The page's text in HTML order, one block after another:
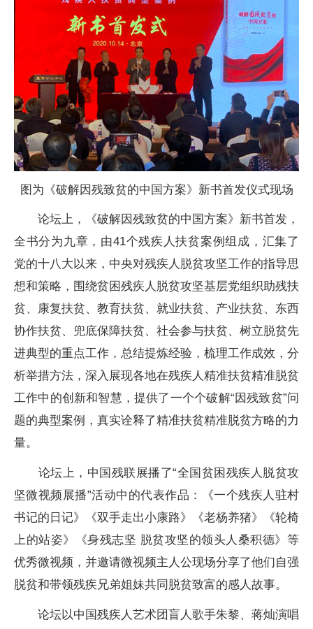
图为《破解因残致贫的中国方案》新书首发仪式现场
论坛上，《破解因残致贫的中国方案》新书首发，
全书分为九章，由41个残疾人扶贫案例组成，汇集了
党的十八大以来，中央对残疾人脱贫攻坚工作的指导思
想和策略，围绕贫困残疾人脱贫攻坚基层党组织助残扶
贫、康复扶贫、教育扶贫、就业扶贫、产业扶贫、东西
协作扶贫、兜底保障扶贫、社会参与扶贫、树立脱贫先
进典型的重点工作，总结提炼经验，梳理工作成效，分
析举措方法，深入展现各地在残疾人精准扶贫精准脱贫
工作中的创新和智慧，提供了一个个破解“因残致贫”问
题的典型案例，真实诠释了精准扶贫精准脱贫方略的力
量。
论坛上，中国残联展播了“全国贫困残疾人脱贫攻
坚微视频展播”活动中的代表作品：《一个残疾人驻村
书记的日记》《双手走出小康路》《老杨养猪》《轮椅
上的站姿》《身残志坚 脱贫攻坚的领头人桑积德》等
优秀微视频，并邀请微视频主人公现场分享了他们自强
脱贫和带领残疾兄弟姐妹共同脱贫致富的感人故事。
论坛以中国残疾人艺术团盲人歌手朱黎、蒋灿演唱